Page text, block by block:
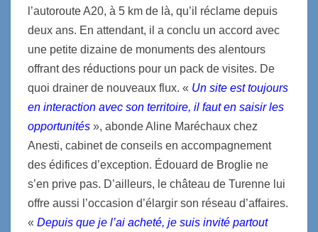
l’autoroute A20, à 5 km de là, qu’il réclame depuis
deux ans. En attendant, il a conclu un accord avec
une petite dizaine de monuments des alentours
offrant des réductions pour un pack de visites. De
quoi drainer de nouveaux flux. « Un site est toujours
en interaction avec son territoire, il faut en saisir les
opportunités », abonde Aline Maréchaux chez
Anesti, cabinet de conseils en accompagnement
des édifices d’exception. Édouard de Broglie ne
s’en prive pas. D’ailleurs, le château de Turenne lui
offre aussi l’occasion d’élargir son réseau d’affaires.
« Depuis que je l’ai acheté, je suis invité partout